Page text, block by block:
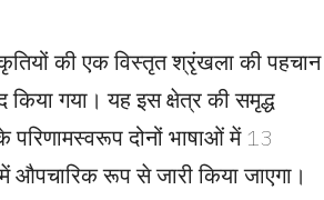
की एक विस्तृत श्रृंखला की पहचान
गया। यह इस क्षेत्र की समृद्ध
परिणामस्वरूप दोनों भाषाओं में 13
औपचारिक रूप से जारी किया जाएगा।